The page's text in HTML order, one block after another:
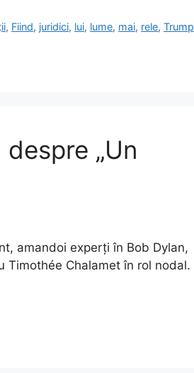
, Fiind, juridici, lui, lume, mai, rele,Trump
„Un
amandoi experți în Bob Dylan,
Timothée Chalamet în rol nodal.